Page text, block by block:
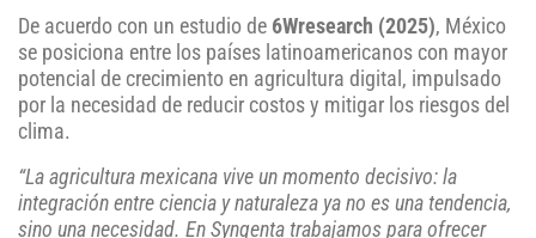
De acuerdo con un estudio de 6Wresearch (2025), México
se posiciona entre los países latinoamericanos con mayor
potencial de crecimiento en agricultura digital, impulsado
por la necesidad de reducir costos y mitigar los riesgos del
clima.
“La agricultura mexicana vive un momento decisivo: la
integración entre ciencia y naturaleza ya no es una tendencia,
sino una necesidad. En Syngenta trabajamos para ofrecer